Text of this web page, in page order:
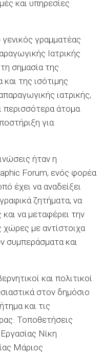
και υπηρεσίες
γραμματέας
Ιατρικής
σημασία της
της ισότιμης
ιατρικής,
περισσότερα άτομα
για
ήταν η
Forum, ενός φορέα
έχει να αναδείξει
ζητήματα, να
να μεταφέρει την
χώρες με αντίστοιχα
συμπεράσματα και
και πολιτικοί
στον δημόσιο
και τις
Τοποθετήσεις
Νίκη
Μάριος